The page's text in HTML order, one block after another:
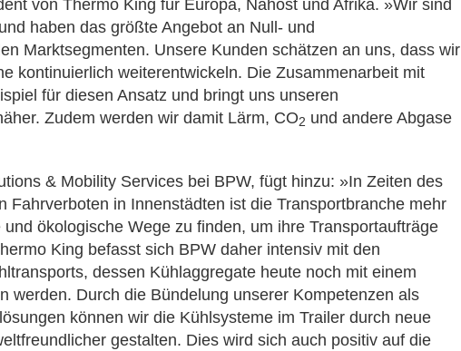
von Thermo King für Europa, Nahost und Afrika. »Wir sind
haben das größte Angebot an Null- und
Marktsegmenten. Unsere Kunden schätzen an uns, dass wir
kontinuierlich weiterentwickeln. Die Zusammenarbeit mit
für diesen Ansatz und bringt uns unseren
Zudem werden wir damit Lärm, CO2 und andere Abgase
& Mobility Services bei BPW, fügt hinzu: »In Zeiten des
Fahrverboten in Innenstädten ist die Transportbranche mehr
ökologische Wege zu finden, um ihre Transportaufträge
King befasst sich BPW daher intensiv mit den
dessen Kühlaggregate heute noch mit einem
werden. Durch die Bündelung unserer Kompetenzen als
können wir die Kühlsysteme im Trailer durch neue
gestalten. Dies wird sich auch positiv auf die